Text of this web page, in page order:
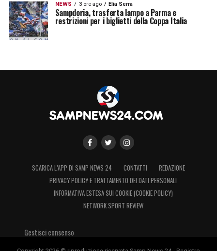
NEWS 3 ore ago Elia Serra
Sampdoria, trasferta lampo a Parma e
restrizioni per i biglietti della Coppa Italia
SCARICA L’APP DI SAMP NEWS 24 CONTATTI
REDAZIONE
PRIVACY POLICY E TRATTAMENTO DEI DATI PERSONALI
INFORMATIVA ESTESA SUI COOKIE (COOKIE POLICY)
NETWORK SPORT REVIEW
Gestisci consenso